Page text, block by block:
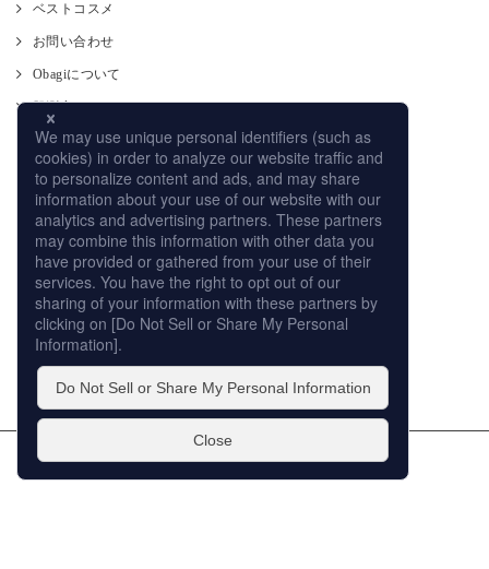
ベストコスメ
お問い合わせ
Obagiについて
肌測定
使い方
CM
オンラインストア
取り扱い店舗
サイトマップ
プライバシーポリシー
個人情報の取扱いについて
このサイトの利用について
販売店への取り組み